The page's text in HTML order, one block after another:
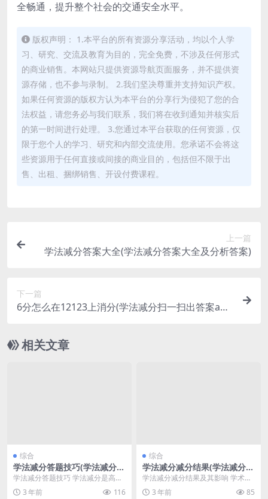
全畅通，提升整个社会的交通安全水平。
版权声明： 1.本平台的所有资源分享活动，均以个人学
习、研究、交流及教育为目的，完全免费，不涉及任何形式
的商业销售。本网站只提供资源导航页面服务，并不提供资
源存储，也不参与录制。 2.我们坚决尊重并支持知识产权。
如果任何资源的版权方认为本平台的分享行为侵犯了您的合
法权益，请您务必与我们联系，我们将在收到通知并核实后
的第一时间进行处理。 3.您通过本平台获取的任何资源，仅
限于您个人的学习、研究和内部交流使用。您承诺不会将这
些资源用于任何直接或间接的商业目的，包括但不限于出
售、出租、捆绑销售、开设付费课程。
上一篇
学法减分答案大全(学法减分答案大全及分析答案)
下一篇
6分怎么在12123上消分(学法减分扫一扫出答案ap
相关文章
综合
学法减分答题技巧(学法减分1
00题库免费)
学法减分答题技巧 学法减分是高考
中非常重要的一部分，能够影响到
考生的总成绩。因此...
3 年前 116
综合
学法减分减分结果(学法减分真
题题库400道)
学法减分减分结果及其影响 学术界
普遍认为，学法减分是一种有效的
提高学生学习积极性...
3 年前 85